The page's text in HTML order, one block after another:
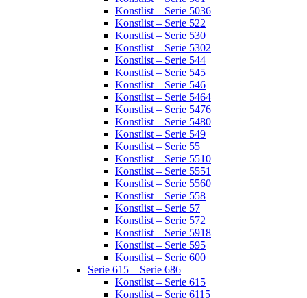
Konstlist – Serie 5036
Konstlist – Serie 522
Konstlist – Serie 530
Konstlist – Serie 5302
Konstlist – Serie 544
Konstlist – Serie 545
Konstlist – Serie 546
Konstlist – Serie 5464
Konstlist – Serie 5476
Konstlist – Serie 5480
Konstlist – Serie 549
Konstlist – Serie 55
Konstlist – Serie 5510
Konstlist – Serie 5551
Konstlist – Serie 5560
Konstlist – Serie 558
Konstlist – Serie 57
Konstlist – Serie 572
Konstlist – Serie 5918
Konstlist – Serie 595
Konstlist – Serie 600
Serie 615 – Serie 686
Konstlist – Serie 615
Konstlist – Serie 6115